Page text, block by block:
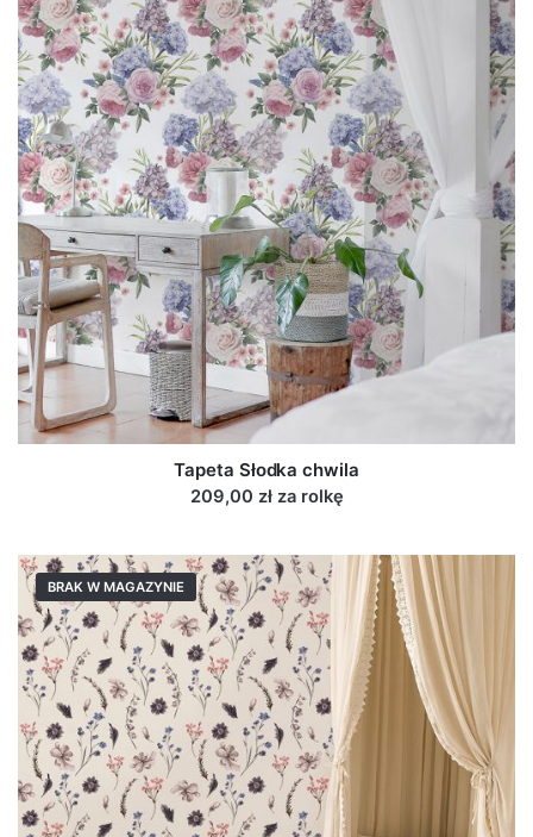
Tapeta Słodka chwila
209,00 zł za rolkę
BRAK W MAGAZYNIE